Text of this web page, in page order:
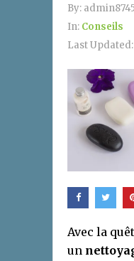
By:
In: Conseils
Last Updated:
Avec la
un